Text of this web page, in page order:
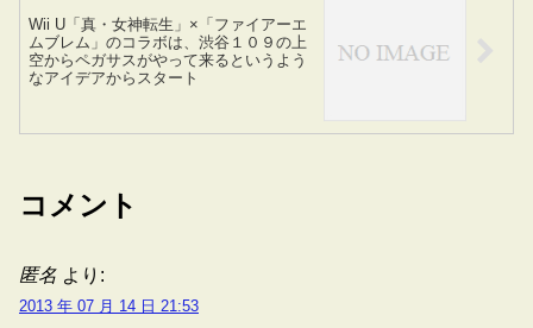
Wii U「真・女神転生」×「ファイアーエ
ムブレム」のコラボは、渋谷１０９の上
空からペガサスがやって来るというよう
なアイデアからスタート
コメント
匿名 より:
2013 年 07 月 14 日 21:53